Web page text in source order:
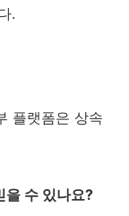
.
플랫폼은 상속
을 수 있나요?